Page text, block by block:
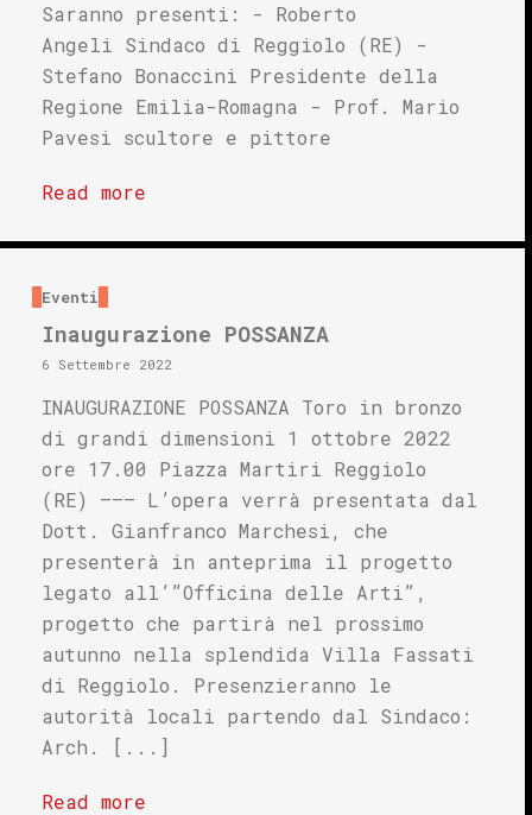
Saranno presenti: - Roberto
Angeli Sindaco di Reggiolo (RE) -
Stefano Bonaccini Presidente della
Regione Emilia-Romagna - Prof. Mario
Pavesi scultore e pittore
Read more
Eventi
Inaugurazione POSSANZA
6 Settembre 2022
INAUGURAZIONE POSSANZA Toro in bronzo
di grandi dimensioni 1 ottobre 2022
ore 17.00 Piazza Martiri Reggiolo
(RE) ——– L’opera verrà presentata dal
Dott. Gianfranco Marchesi, che
presenterà in anteprima il progetto
legato all’”Officina delle Arti”,
progetto che partirà nel prossimo
autunno nella splendida Villa Fassati
di Reggiolo. Presenzieranno le
autorità locali partendo dal Sindaco:
Arch. [...]
Read more